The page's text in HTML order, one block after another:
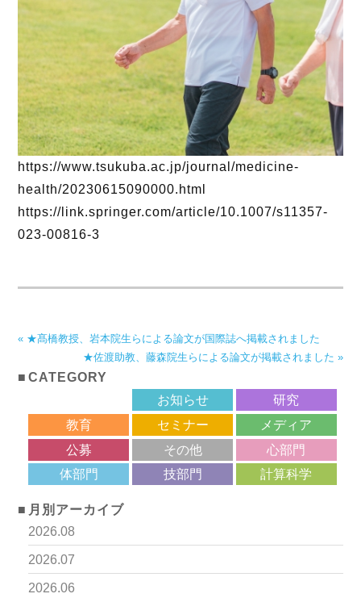
https://www.tsukuba.ac.jp/journal/medicine-
health/20230615090000.html
https://link.springer.com/article/10.1007/s11357-
023-00816-3
« ★髙橋教授、岩本院生らによる論文が国際誌へ掲載されました
★佐渡助教、藤森院生らによる論文が掲載されました »
CATEGORY
お知らせ
研究
教育
セミナー
メディア
公募
その他
心部門
体部門
技部門 計算科学
月別アーカイブ
2026.08
2026.07
2026.06